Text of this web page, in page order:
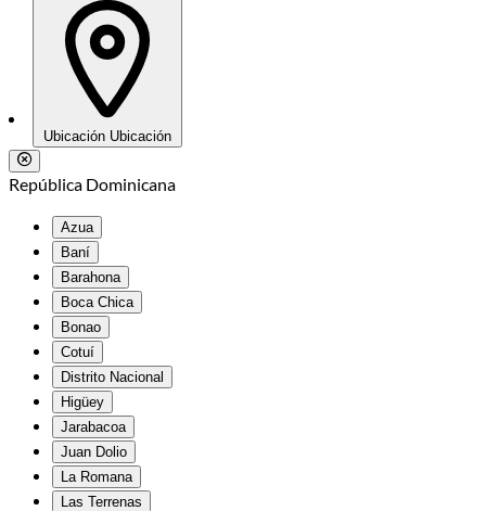
Ubicación Ubicación
República Dominicana
Azua
Baní
Barahona
Boca Chica
Bonao
Cotuí
Distrito Nacional
Higüey
Jarabacoa
Juan Dolio
La Romana
Las Terrenas